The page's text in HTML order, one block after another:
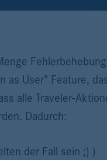
as User" Feature,
alle Traveler-
Dadurch:
der Fall sein ;) )